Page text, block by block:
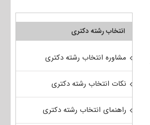
انتخاب رشته دکتری
مشاوره انتخاب رشته دکتری
نکات انتخاب رشته دکتری
راهنمای انتخاب رشته دکتری